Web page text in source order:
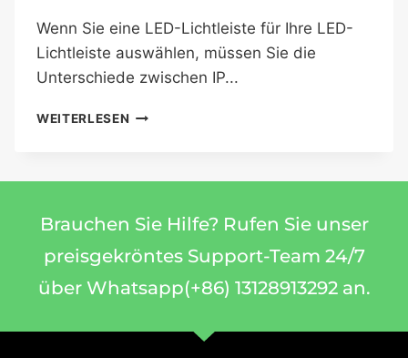
Wenn Sie eine LED-Lichtleiste für Ihre LED-
Lichtleiste auswählen, müssen Sie die
Unterschiede zwischen IP...
WEITERLESEN
Brauchen Sie Hilfe? Rufen Sie unser
preisgekröntes Support-Team 24/7
über Whatsapp(+86) 13128913292 an.